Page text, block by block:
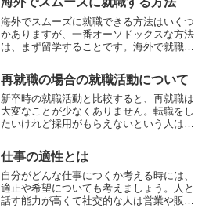
やりたい仕事は何かを明確にしていきま
す。条件のいい...
海外でスムーズに就職できる方法はいくつ
かありますが、一番オーソドックスな方法
は、まず留学することです。海外で就職す
生をしながら、どこで働くかを決めます。
この就職する方法のメリットは言葉の上達
であり、海外...
再就職の場合の就職活動について
新卒時の就職活動と比較すると、再就職は
大変なことが少なくありません。転職をし
たいけれど採用がもらえないという人は大
のに、景気が悪くて会社の業績が下がって
いるために、リストラの対象になって、解
雇されてしま...
仕事の適性とは
自分がどんな仕事につくか考える時には、
適正や希望についても考えましょう。人と
話す能力が高くて社交的な人は営業や販売